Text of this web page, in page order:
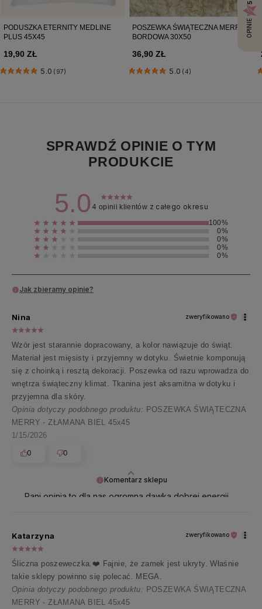
SPRAWDŹ OPINIE O TYM
PRODUKCIE
5.0 4 opinii klientów z całego okresu
100%
0%
0%
0%
0%
Jak zbieramy opinie?
Komentarz sklepu
Pani opinia to dla nas ogromna dawka dobrej energii
Nina zweryfikowano
Wzór jest starannie dopracowany, a kolor nawiązuje do świąt.
Materiał jest mięsisty i przyjemny w dotyku. Świetnie komponują
się z choinką i resztą dekoracji. Poszewka od razu wprowadza do
wnętrza świąteczny klimat. Tkanina jest aksamitna w dotyku i
przyjemna dla skóry.
Opinia dotyczy podobnego produktu: POSZEWKA ŚWIĄTECZNA
MERRY - ZŁAMANA BIEL 45x45
1/15/2026
0
0
Katarzyna zweryfikowano
Śliczna poszeweczka.❤️ Fajnie, że zamek jest ukryty. Właśnie
takie sklepy powinno się polecać. MEGA.
Opinia dotyczy podobnego produktu: POSZEWKA ŚWIĄTECZNA
MERRY - ZŁAMANA BIEL 45x45
PODUSZKA ETERNITY MEDLINE
PLUS 45X45
19,90 ZŁ
5.0 (97)
POSZEWKA ŚWIĄTECZNA MERRY -
BORDOWA 30X50
36,90 ZŁ
5.0 (4)
OPINIE